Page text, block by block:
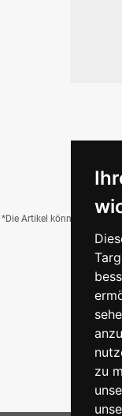
zu
*Die Artikel können durch